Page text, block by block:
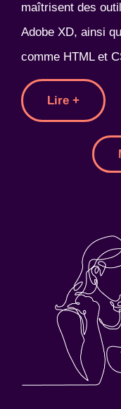
maîtrisent des
Adobe XD, ainsi
comme HTML et
Lire +